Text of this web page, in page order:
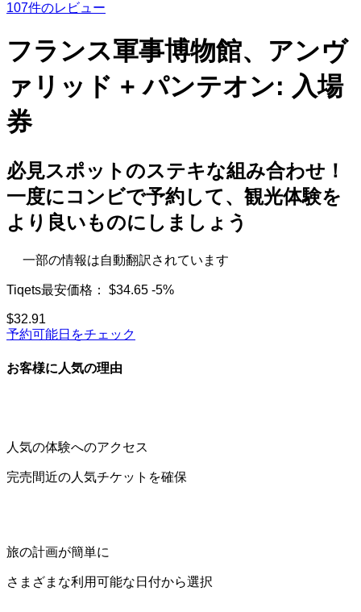
107件のレビュー
フランス軍事博物館、アンヴ
ァリッド + パンテオン: 入場
券
必見スポットのステキな組み合わせ！
一度にコンビで予約して、観光体験を
より良いものにしましょう
一部の情報は自動翻訳されています
Tiqets最安価格： $34.65 -5%
$32.91
予約可能日をチェック
お客様に人気の理由
人気の体験へのアクセス
完売間近の人気チケットを確保
旅の計画が簡単に
さまざまな利用可能な日付から選択